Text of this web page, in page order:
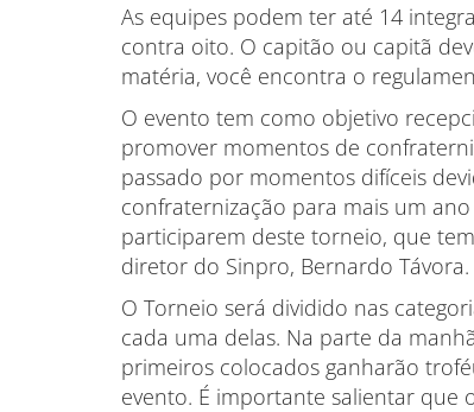
As equipes podem ter até 14
contra oito. O capitão ou capitã
matéria, você encontra o
O evento tem como objetivo
promover momentos de
passado por momentos difíceis
confraternização para mais um
participarem deste torneio, que
diretor do Sinpro, Bernardo Távora.
O Torneio será dividido nas
cada uma delas. Na parte da
primeiros colocados ganharão
evento. É importante salientar que